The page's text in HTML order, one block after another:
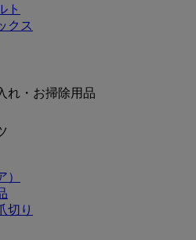
ト
クス
れ・お掃除用品
切り